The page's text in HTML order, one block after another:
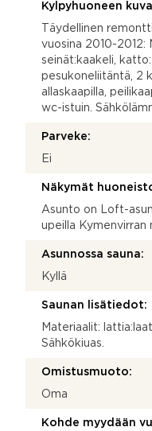
Kylpyhuoneen
Täydellinen
vuosina 2010-2012:
seinät:kaakeli,
pesukoneliitäntä, 2
allaskaapilla,
wc-istuin.
Parveke:
Ei
Näkymät
Asunto on Loft-
upeilla Kymenvirran
Asunnossa sauna:
Kyllä
Saunan lisätiedot:
Materiaalit:
Sähkökiuas.
Omistusmuoto:
Oma
Kohde myydään